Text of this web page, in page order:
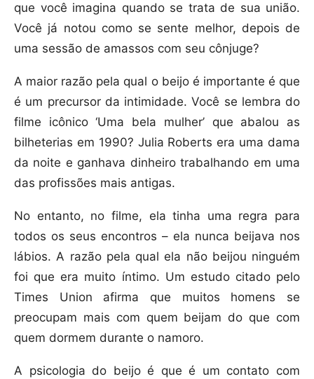
que você imagina quando se trata de sua união.
Você já notou como se sente melhor, depois de
uma sessão de amassos com seu cônjuge?
A maior razão pela qual o beijo é importante é que
é um precursor da intimidade. Você se lembra do
filme icônico ‘Uma bela mulher’ que abalou as
bilheterias em 1990? Julia Roberts era uma dama
da noite e ganhava dinheiro trabalhando em uma
das profissões mais antigas.
No entanto, no filme, ela tinha uma regra para
todos os seus encontros – ela nunca beijava nos
lábios. A razão pela qual ela não beijou ninguém
foi que era muito íntimo. Um estudo citado pelo
Times Union afirma que muitos homens se
preocupam mais com quem beijam do que com
quem dormem durante o namoro.
A psicologia do beijo é que é um contato com